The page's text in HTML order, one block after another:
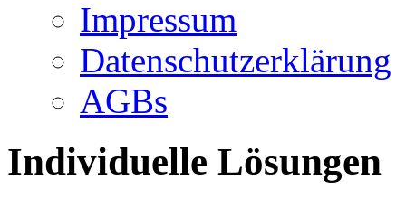
Impressum
Datenschutzerklärung
AGBs
Individuelle Lösungen